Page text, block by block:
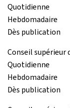
Quotidienne
Hebdomadaire
Dès publication
Conseil
Quotidienne
Hebdomadaire
Dès publication